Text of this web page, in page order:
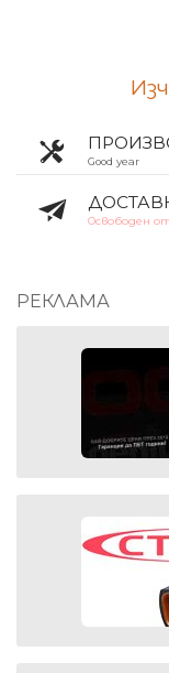
Good year
Освободен
РЕКЛАМА